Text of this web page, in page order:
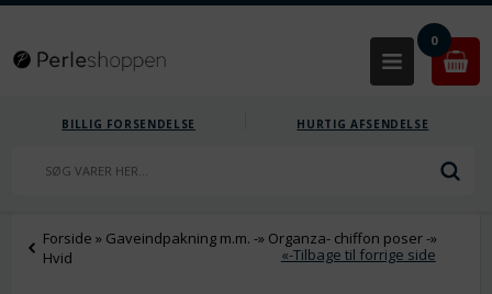
0
BILLIG FORSENDELSE HURTIG AFSENDELSE
Forside » Gaveindpakning m.m. -» Organza- chiffon poser-»
Hvid
«-Tilbage til forrige side